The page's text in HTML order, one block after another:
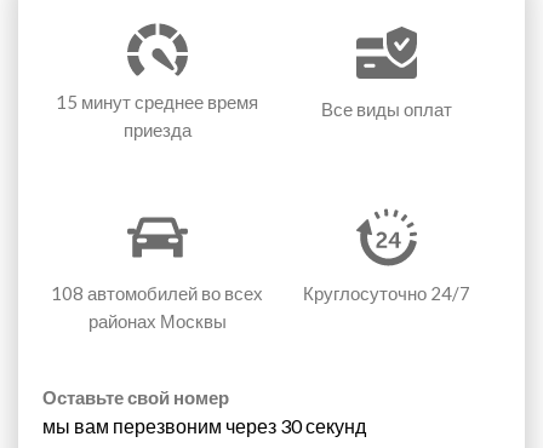
15 минутсреднее время
приезда
Все виды оплат
108 автомобилей во всех
районах Москвы
Круглосуточно 24/7
Оставьте свой номер
мы вам перезвоним через 30 секунд